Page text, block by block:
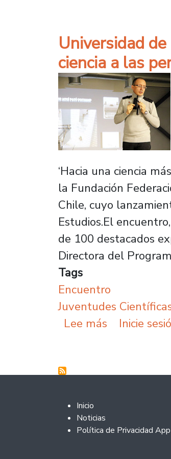
Universidad
ciencia a las
‘Hacia una ciencia
la Fundación
Chile, cuyo
Estudios.El
de 100 destacados
Directora del
Tags
Encuentro
Juventudes
Lee más sobre
Inicie
Footer 2
Inicio
Noticias
Política de Privacidad